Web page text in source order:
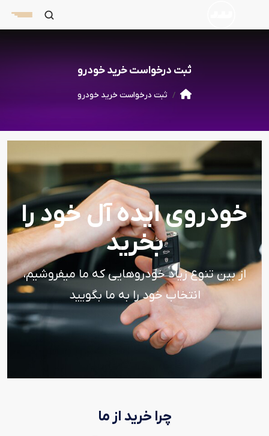
ثبت درخواست خرید خودرو
ثبت درخواست خرید خودرو
خودروی ایده آل خود را
بخرید
از بین تنوع زیاد خودروهایی که ما میفروشیم،
انتخاب خود را به ما بگویید
چرا خرید از ما